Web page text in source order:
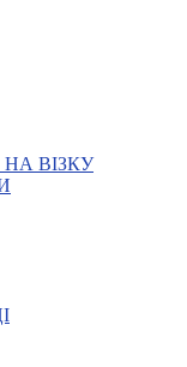
обласних
УТОГ
жестової
УТОГ
ВІЗКУ